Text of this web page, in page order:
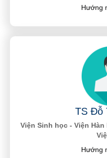
Hướng
TS Đỗ
Viện Sinh học - Viện
Hướng